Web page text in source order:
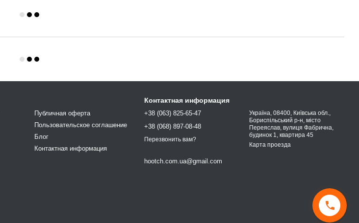
Публичная оферта
Пользовательское соглашение
Блог
Контактная информация
Контактная информация
+38 (063) 825-65-47
+38 (068) 897-08-48
Перезвонить вам?
hootch.com.ua@gmail.com
Україна, 08400, Київська обл.,
Бориспільський р-н, місто
Переяслав, вулиця Фабрична,
будинок 1, квартира 45
Карта проезда